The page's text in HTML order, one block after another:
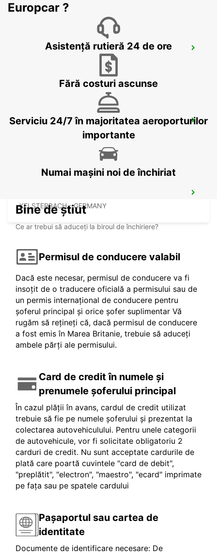
BAD HOMBURG
BAD HOMBURG - GERMANY
LANGEN
LANGEN - GERMANY
KELSTERBACH - GERMANY
Europcar ?
Asistență rutieră 24 de ore
Fără costuri ascunse
Serviciu 24/7 în majoritatea aeroporturilor
importante
Numai mașini noi de închiriat
Bine de știut
Ce ar trebui să aduceți la biroul de închiriere?
Permisul de conducere valabil
Dacă este necesar, permisul de conducere va fi
insoțit de o traducere oficială a permisului sau de
un permis internațional de conducere pentru
șoferul principal și orice șofer suplimentar Vă
rugăm să rețineți că, dacă permisul de conducere
a fost emis în Marea Britanie, trebuie să aduceți
ambele părți ale permisului.
Card de credit în numele și
prenumele șoferului principal
În cazul plății în avans, cardul de credit utilizat
trebuie să fie pe numele șoferului și prezentat la
colectarea autovehiculului. Pentru unele categorii
de autovehicule, vor fi solicitate obligatoriu 2
carduri de credit. Nu sunt acceptate cardurile de
plată care poartă cuvintele "card de debit",
"preplătit", "electron", "maestro", "ecard" imprimate
pe fața sau pe spatele cardului
Pașaportul sau cartea de
identitate
Documente de identificare necesare: De